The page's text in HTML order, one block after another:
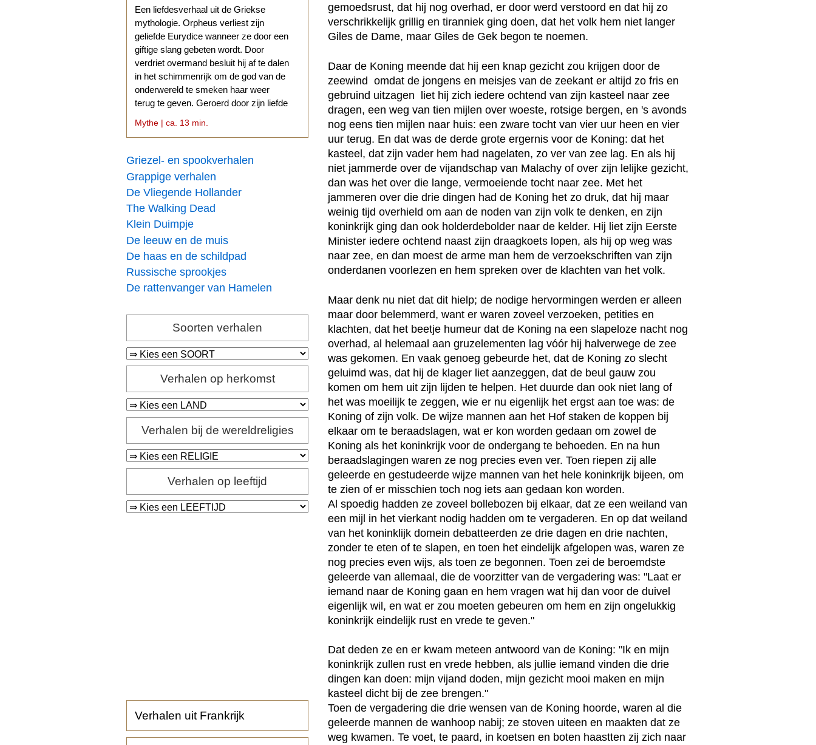
Een liefdesverhaal uit de Griekse
mythologie. Orpheus verliest zijn
geliefde Eurydice wanneer ze door een
giftige slang gebeten wordt. Door
verdriet overmand besluit hij af te dalen
in het schimmenrijk om de god van de
onderwereld te smeken haar weer
terug te geven. Geroerd door zijn liefde
Mythe | ca. 13 min.
Griezel- en spookverhalen
Grappige verhalen
De Vliegende Hollander
The Walking Dead
Klein Duimpje
De leeuw en de muis
De haas en de schildpad
Russische sprookjes
De rattenvanger van Hamelen
Soorten verhalen
Verhalen op herkomst
Verhalen bij de wereldreligies
Verhalen op leeftijd
Verhalen uit Frankrijk
gemoedsrust, dat hij nog overhad, er door werd verstoord en dat hij zo
verschrikkelijk grillig en tiranniek ging doen, dat het volk hem niet langer
Giles de Dame, maar Giles de Gek begon te noemen.
Daar de Koning meende dat hij een knap gezicht zou krijgen door de
zeewind  omdat de jongens en meisjes van de zeekant er altijd zo fris en
gebruind uitzagen  liet hij zich iedere ochtend van zijn kasteel naar zee
dragen, een weg van tien mijlen over woeste, rotsige bergen, en 's avonds
nog eens tien mijlen naar huis: een zware tocht van vier uur heen en vier
uur terug. En dat was de derde grote ergernis voor de Koning: dat het
kasteel, dat zijn vader hem had nagelaten, zo ver van zee lag. En als hij
niet jammerde over de vijandschap van Malachy of over zijn lelijke gezicht,
dan was het over die lange, vermoeiende tocht naar zee. Met het
jammeren over die drie dingen had de Koning het zo druk, dat hij maar
weinig tijd overhield om aan de noden van zijn volk te denken, en zijn
koninkrijk ging dan ook holderdebolder naar de kelder. Hij liet zijn Eerste
Minister iedere ochtend naast zijn draagkoets lopen, als hij op weg was
naar zee, en dan moest de arme man hem de verzoekschriften van zijn
onderdanen voorlezen en hem spreken over de klachten van het volk.
Maar denk nu niet dat dit hielp; de nodige hervormingen werden er alleen
maar door belemmerd, want er waren zoveel verzoeken, petities en
klachten, dat het beetje humeur dat de Koning na een slapeloze nacht nog
overhad, al helemaal aan gruzelementen lag vóór hij halverwege de zee
was gekomen. En vaak genoeg gebeurde het, dat de Koning zo slecht
geluimd was, dat hij de klager liet aanzeggen, dat de beul gauw zou
komen om hem uit zijn lijden te helpen. Het duurde dan ook niet lang of
het was moeilijk te zeggen, wie er nu eigenlijk het ergst aan toe was: de
Koning of zijn volk. De wijze mannen aan het Hof staken de koppen bij
elkaar om te beraadslagen, wat er kon worden gedaan om zowel de
Koning als het koninkrijk voor de ondergang te behoeden. En na hun
beraadslagingen waren ze nog precies even ver. Toen riepen zij alle
geleerde en gestudeerde wijze mannen van het hele koninkrijk bijeen, om
te zien of er misschien toch nog iets aan gedaan kon worden.
Al spoedig hadden ze zoveel bollebozen bij elkaar, dat ze een weiland van
een mijl in het vierkant nodig hadden om te vergaderen. En op dat weiland
van het koninklijk domein debatteerden ze drie dagen en drie nachten,
zonder te eten of te slapen, en toen het eindelijk afgelopen was, waren ze
nog precies even wijs, als toen ze begonnen. Toen zei de beroemdste
geleerde van allemaal, die de voorzitter van de vergadering was: "Laat er
iemand naar de Koning gaan en hem vragen wat hij dan voor de duivel
eigenlijk wil, en wat er zou moeten gebeuren om hem en zijn ongelukkig
koninkrijk eindelijk rust en vrede te geven."
Dat deden ze en er kwam meteen antwoord van de Koning: "Ik en mijn
koninkrijk zullen rust en vrede hebben, als jullie iemand vinden die drie
dingen kan doen: mijn vijand doden, mijn gezicht mooi maken en mijn
kasteel dicht bij de zee brengen."
Toen de vergadering die drie wensen van de Koning hoorde, waren al die
geleerde mannen de wanhoop nabij; ze stoven uiteen en maakten dat ze
weg kwamen. Te voet, te paard, in koetsen en boten haastten zij zich naar